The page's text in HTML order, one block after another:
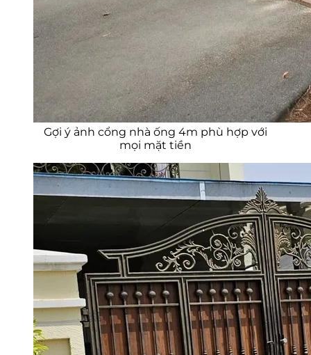
Gợi ý ảnh cổng nhà ống 4m phù hợp với
mọi mặt tiền